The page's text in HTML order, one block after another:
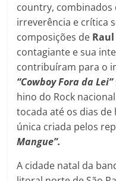
country, combinados
irreverência e crítica
composições de Raul
contagiante e sua
contribuíram para o
“Cowboy Fora da Lei”
hino do Rock
tocada até os dias
única criada pelos
Mangue”.
A cidade natal da